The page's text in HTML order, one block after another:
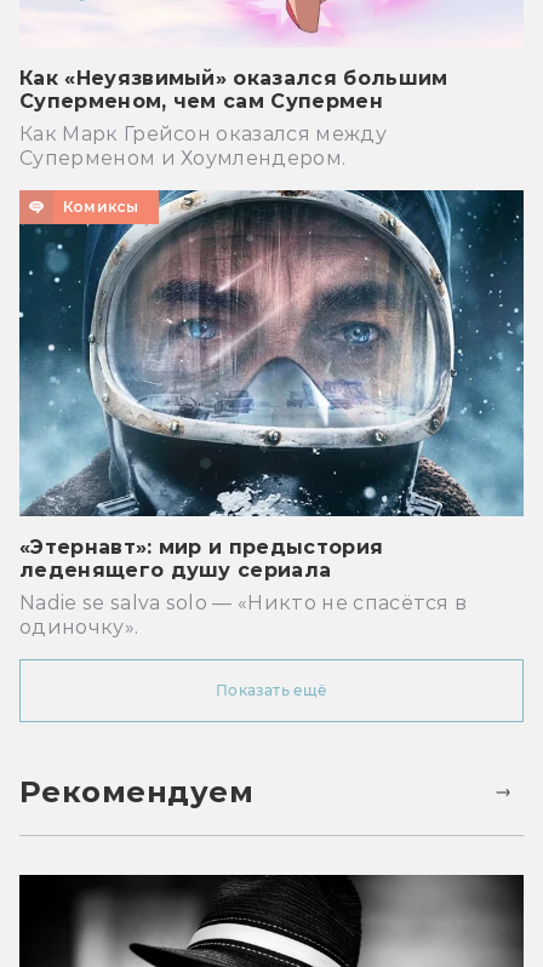
Как «Неуязвимый» оказался большим
Суперменом, чем сам Супермен
Как Марк Грейсон оказался между
Суперменом и Хоумлендером.
Комиксы
«Этернавт»: мир и предыстория
леденящего душу сериала
Nadie se salva solo — «Никто не спасётся в
одиночку».
Показать ещё
Рекомендуем